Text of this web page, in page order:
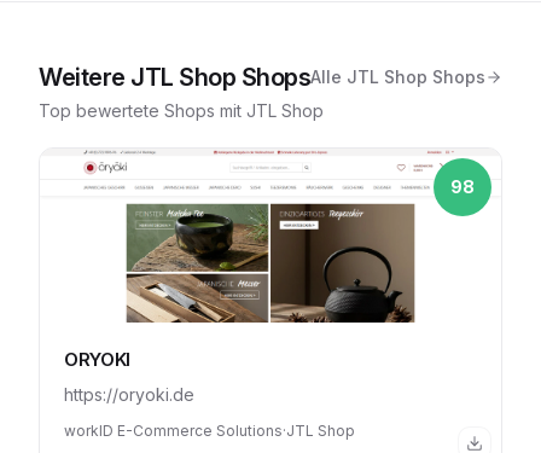
Weitere JTL Shop ShopsAlle JTL Shop Shops
Top bewertete Shops mit JTL Shop
98
ORYOKI
https://oryoki.de
workID E-Commerce Solutions·JTL Shop